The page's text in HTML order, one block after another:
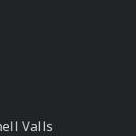
Valls